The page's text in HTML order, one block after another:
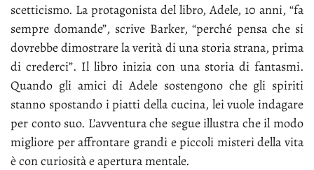
scet­ti­ci­smo. La pro­ta­go­ni­sta del li­bro, Ade­le, 10 an­ni, “fa
sem­pre do­man­de”, scri­ve Bar­ker, “per­ché pen­sa che si
do­vreb­be di­mo­stra­re la ve­ri­tà di una sto­ria stra­na, pri­ma
di cre­der­ci”. Il li­bro ini­zia con una sto­ria di fan­ta­smi.
Quan­do gli ami­ci di Ade­le so­sten­go­no che gli spi­ri­ti
stan­no spo­stan­do i piat­ti del­la cu­ci­na, lei vuo­le in­da­ga­re
per con­to suo. L’av­ven­tu­ra che se­gue il­lu­stra che il mo­do
mi­glio­re per af­fron­ta­re gran­di e pic­co­li mi­ste­ri del­la vi­ta
è con cu­rio­si­tà e aper­tu­ra men­ta­le.